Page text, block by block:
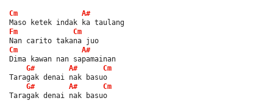
Cm
A#
Maso ketek indak ka taulang
Fm
Cm
Nan carito takana juo
Cm
A#
Dima kawan nan sapamainan
G#
A#
Cm
Taragak denai nak basuo
G#
A#
Cm
Taragak denai nak basuo